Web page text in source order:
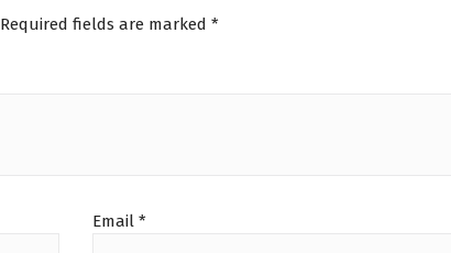
Required fields are marked *
Email *